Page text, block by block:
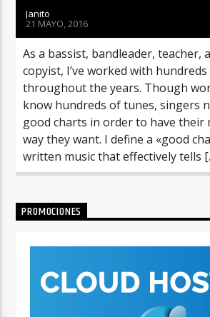
Janito
21 MAYO, 2016
As a bassist, bandleader, teacher,
copyist, I’ve worked with
throughout the years. Though
know hundreds of tunes, singers
good charts in order to have their
way they want. I define a «good
written music that effectively tells
PROMOCIONES